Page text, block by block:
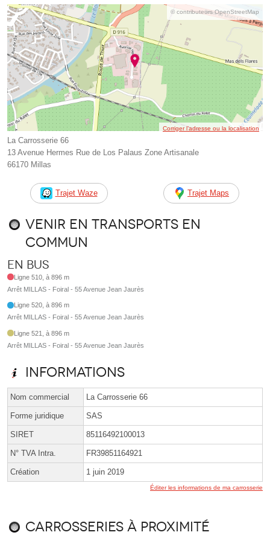
© contributeurs OpenStreetMap
Corriger l’adresse ou la localisation
La Carrosserie 66
13 Avenue Hermes Rue de Los Palaus Zone Artisanale
66170 Millas
Trajet Waze Trajet Maps
Venir en transports en
commun
En bus
Ligne 510, à 896 m
Arrêt MILLAS - Foiral - 55 Avenue Jean Jaurès
Ligne 520, à 896 m
Arrêt MILLAS - Foiral - 55 Avenue Jean Jaurès
Ligne 521, à 896 m
Arrêt MILLAS - Foiral - 55 Avenue Jean Jaurès
Informations
Nom commercial La Carrosserie 66
Forme juridique SAS
SIRET 85116492100013
N° TVA Intra. FR39851164921
Création 1 juin 2019
Éditer les informations de ma carrosserie
Carrosseries à proximité